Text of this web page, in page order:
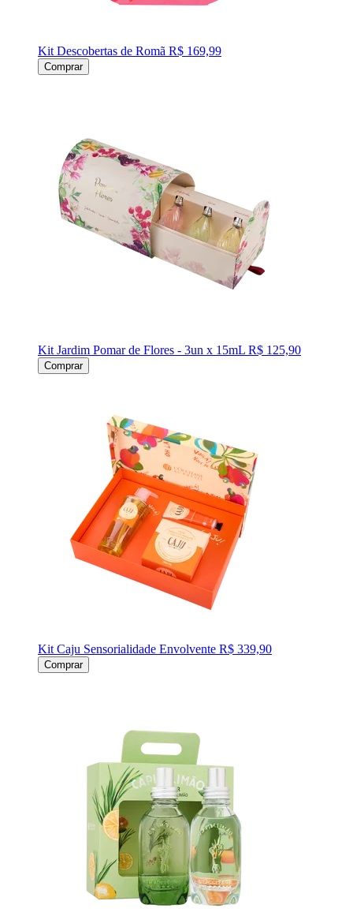
Kit Descobertas de Romã R$ 169,99
Comprar
Kit Jardim Pomar de Flores - 3un x 15mL R$ 125,90
Comprar
Kit Caju Sensorialidade Envolvente R$ 339,90
Comprar